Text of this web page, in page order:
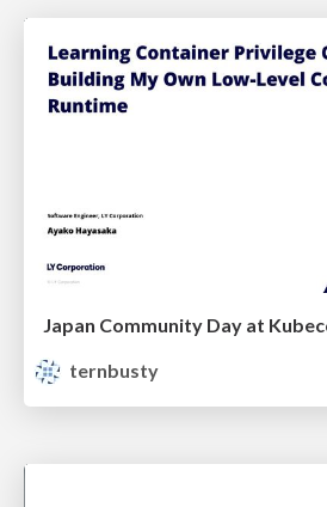
ternbusty